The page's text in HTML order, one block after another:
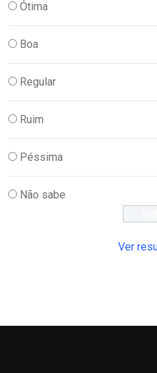
Ótima
Boa
Regular
Ruim
Péssima
Não sabe
Ver